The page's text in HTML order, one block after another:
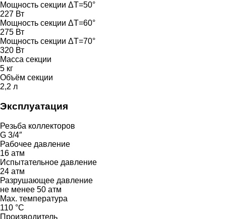
Мощность секции ΔT=50°
227 Вт
Мощность секции ΔT=60°
275 Вт
Мощность секции ΔT=70°
320 Вт
Масса секции
5 кг
Объём секции
2,2 л
Эксплуатация
Резьба коллекторов
G 3/4″
Рабочее давление
16 атм
Испытательное давление
24 атм
Разрушающее давление
не менее 50 атм
Max. температура
110 °C
Производитель